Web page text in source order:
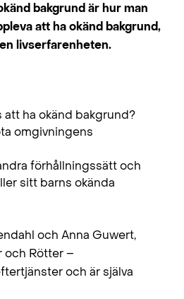
bakgrund är hur man
att ha okänd bakgrund,
livserfarenheten.
att ha okänd bakgrund?
omgivningens
förhållningssätt och
sitt barns okända
och Anna Guwert,
och Rötter –
och är själva